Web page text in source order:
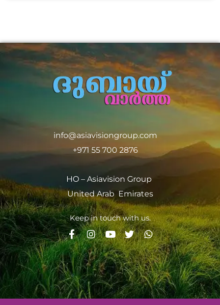
info@asiavisiongroup.com
+971 55 700 2876
HO – Asiavision Group
United Arab Emirates
Keep in touch with us.